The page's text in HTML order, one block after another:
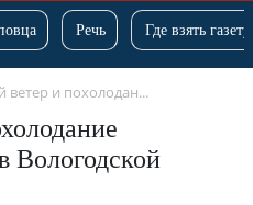
Речь Где взять
ветер и похолодан...
Вологодской